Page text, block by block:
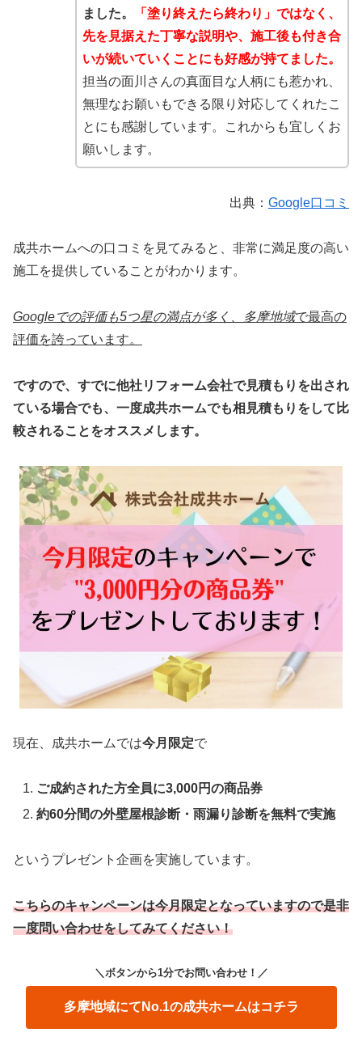
ました。
「塗り終えたら終わり」ではなく、
先を見据えた丁寧な説明や、施工後も付き合
いが続いていくことにも好感が持てました。
担当の面川さんの真面目な人柄にも惹かれ、
無理なお願いもできる限り対応してくれたこ
とにも感謝しています。これからも宜しくお
願いします。
出典： Google口コミ
成共ホームへの口コミを見てみると、非常に満足度の高い
施工を提供していることがわかります。
Googleでの評価も5つ星の満点が多く、多摩地域で最高の
評価を誇っています。
ですので、すでに他社リフォーム会社で見積もりを出され
ている場合でも、一度成共ホームでも相見積もりをして比
較されることをオススメします。
現在、成共ホームでは今月限定で
ご成約された方全員に3,000円の商品券
約60分間の外壁屋根診断・雨漏り診断を無料で実施
というプレゼント企画を実施しています。
こちらのキャンペーンは今月限定となっていますので是非
一度問い合わせをしてみてください！
＼ボタンから1分でお問い合わせ！ ／
多摩地域にてNo.1の成共ホームはコチラ